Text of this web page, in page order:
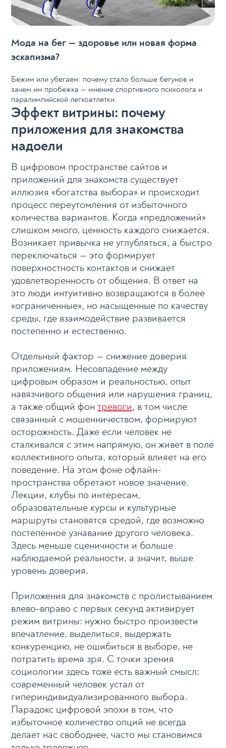
Мода на бег — здоровье или новая форма
эскапизма?
Бежим или убегаем: почему стало больше бегунов и
зачем им пробежка — мнение спортивного психолога и
паралимпийской легкоатлетки.
Эффект витрины: почему
приложения для знакомства
надоели
В цифровом пространстве сайтов и
приложений для знакомств существует
иллюзия «богатства выбора» и происходит
процесс переутомления от избыточного
количества вариантов. Когда «предложений»
слишком много, ценность каждого снижается.
Возникает привычка не углубляться, а быстро
переключаться — это формирует
поверхностность контактов и снижает
удовлетворенность от общения. В ответ на
это люди интуитивно возвращаются в более
«ограниченные», но насыщенные по качеству
среды, где взаимодействие развивается
постепенно и естественно.
Отдельный фактор — снижение доверия
приложениям. Несовпадение между
цифровым образом и реальностью, опыт
навязчивого общения или нарушения границ,
а также общий фонтревоги, в том числе
связанный с мошенничеством, формируют
осторожность. Даже если человек не
сталкивался с этим напрямую, он живет в поле
коллективного опыта, который влияет на его
поведение. На этом фоне офлайн-
пространства обретают новое значение.
Лекции, клубы по интересам,
образовательные курсы и культурные
маршруты становятся средой, где возможно
постепенное узнавание другого человека.
Здесь меньше сценичности и больше
наблюдаемой реальности, а значит, выше
уровень доверия.
Приложения для знакомств с пролистыванием
влево-вправо с первых секунд активирует
режим витрины: нужно быстро произвести
впечатление, выделиться, выдержать
конкуренцию, не ошибиться в выборе, не
потратить время зря. С точки зрения
социологии здесь тоже есть важный смысл:
современный человек устал от
гипериндивидуализированного выбора.
Парадокс цифровой эпохи в том, что
избыточное количество опций не всегда
делает нас свободнее, часто мы становимся